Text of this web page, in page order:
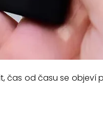
čas od času se